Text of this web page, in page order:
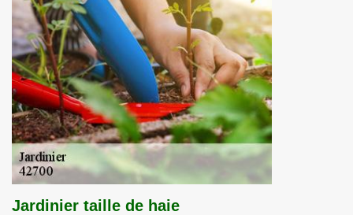
Jardinier taille de haie